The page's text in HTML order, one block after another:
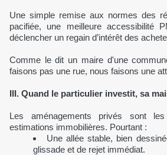
Une simple remise aux normes des
pacifiée, une meilleure accessibilité
déclencher un regain d’intérêt des
Comme le dit un maire d'une
faisons pas une rue, nous faisons une
III. Quand le particulier investit, sa
Les aménagements privés sont
estimations immobilières. Pourtant :
Une allée stable, bien
glissade et de rejet immédiat.